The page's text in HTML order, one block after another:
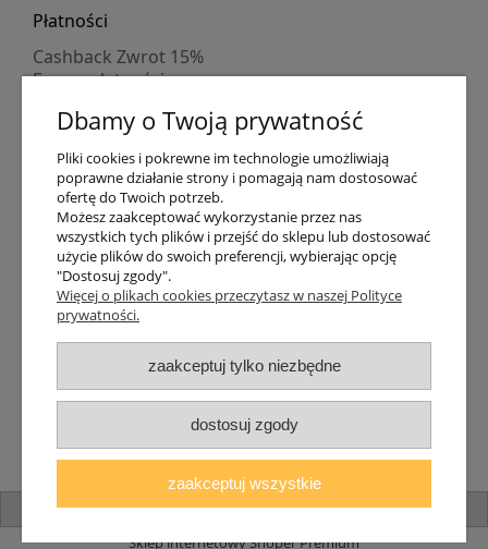
Płatności
Cashback Zwrot 15%
Formy płatności
Numer konta
PayPo kupujesz, nie płacisz
Progi rabatowe
Promocje
Dostawa
Czas wysyłki
Dostawa
Śledzenie przesyłki GLS
Śledzenie przesyłki DPD
Shipping abroad
Zarejestruj się /Zaloguj się
Lampomat 2017 - 2026
pokaż pełną wersję strony
Sklep internetowy Shoper Premium
Dbamy o Twoją prywatność
Pliki cookies i pokrewne im technologie umożliwiają
poprawne działanie strony i pomagają nam dostosować
ofertę do Twoich potrzeb.
Możesz zaakceptować wykorzystanie przez nas
wszystkich tych plików i przejść do sklepu lub dostosować
użycie plików do swoich preferencji, wybierając opcję
"Dostosuj zgody".
Więcej o plikach cookies przeczytasz w naszej Polityce
prywatności.
zaakceptuj tylko niezbędne
dostosuj zgody
zaakceptuj wszystkie